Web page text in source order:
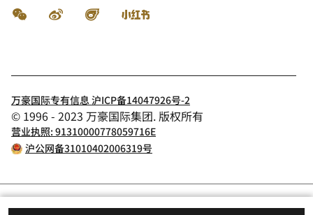
微信 微博 飞猪
万豪国际专有信息 沪ICP备14047926号-2
© 1996 - 2023 万豪国际集团. 版权所有
营业执照: 91310000778059716E
沪公网备31010402006319号